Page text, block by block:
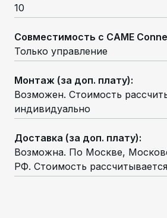
10
Совместимость с CAME
Только управление
Монтаж (за доп. плату):
Возможен. Стоимость
индивидуально
Доставка (за доп. плату):
Возможна. По Москве,
РФ. Стоимость